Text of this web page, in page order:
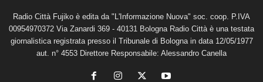
Radio Città Fujiko è edita da "L'Informazione Nuova" soc. coop. P.IVA
00954970372 Via Zanardi 369 - 40131 Bologna Radio Città è una testata
giornalistica registrata presso il Tribunale di Bologna in data 12/05/1977
aut. n° 4553 Direttore Responsabile: Alessandro Canella